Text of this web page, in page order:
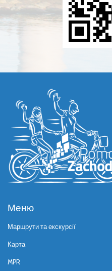
Меню
Маршрути та екскурсії
Карта
MPR